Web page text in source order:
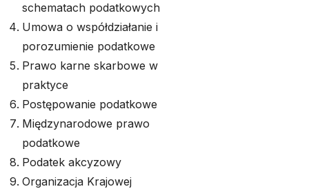
schematach podatkowych
Umowa o współdziałanie i
porozumienie podatkowe
Prawo karne skarbowe w
praktyce
Postępowanie podatkowe
Międzynarodowe prawo
podatkowe
Podatek akcyzowy
Organizacja Krajowej